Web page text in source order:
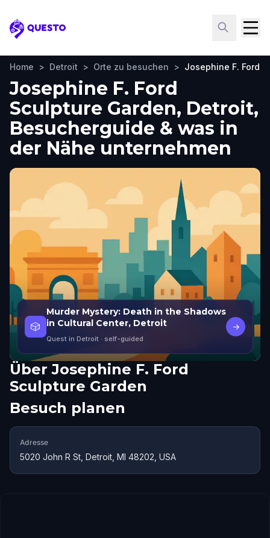
Questo
Home > Detroit > Orte zu besuchen > Josephine F. Ford
Josephine F. Ford
Sculpture Garden, Detroit,
Besucherguide & was in
der Nähe unternehmen
🎲
Murder Mystery: Death in the Shadows
in Cultural Center, Detroit
Quest in Detroit · self-guided
→
Über Josephine F. Ford
Sculpture Garden
Besuch planen
Adresse
5020 John R St, Detroit, MI 48202, USA